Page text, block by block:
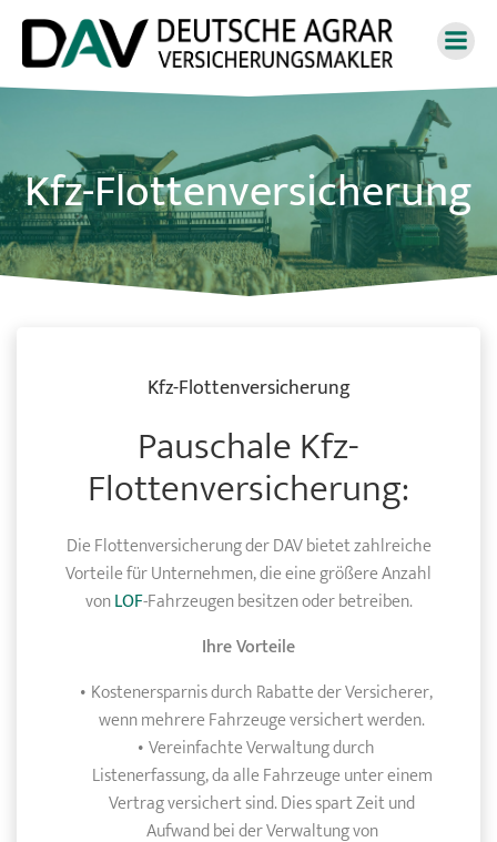
Zum
Inhalt
springen
Kfz-Flottenversicherung
Kfz-Flottenversicherung
Pauschale Kfz-
Flottenversicherung:
Die Flottenversicherung der DAV bietet zahlreiche
Vorteile für Unternehmen, die eine größere Anzahl
vonLOF-Fahrzeugen besitzen oder betreiben.
Ihre Vorteile
Kostenersparnis durch Rabatte der Versicherer,
wenn mehrere Fahrzeuge versichert werden.
Vereinfachte Verwaltung durch
Listenerfassung, da alle Fahrzeuge unter einem
Vertrag versichert sind. Dies spart Zeit und
Aufwand bei der Verwaltung von